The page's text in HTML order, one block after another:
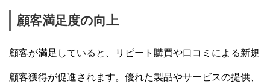
顧客満足度の向上
顧客が満足していると、リピート購買や口コミによる新規
顧客獲得が促進されます。優れた製品やサービスの提供、